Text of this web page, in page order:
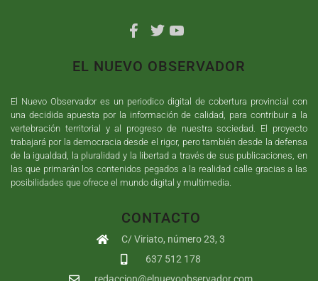
EL NUEVO OBSERVADOR
El Nuevo Observador es un periodico digital de cobertura provincial con
una decidida apuesta por la información de calidad, para contribuir a la
vertebración territorial y al progreso de nuestra sociedad. El proyecto
trabajará por la democracia desde el rigor, pero también desde la defensa
de la igualdad, la pluralidad y la libertad a través de sus publicaciones, en
las que primarán los contenidos pegados a la realidad calle gracias a las
posibilidades que ofrece el mundo digital y multimedia.
CONTACTO
C/ Viriato, número 23, 3
637 512 178
redaccion@elnuevoobservador.com